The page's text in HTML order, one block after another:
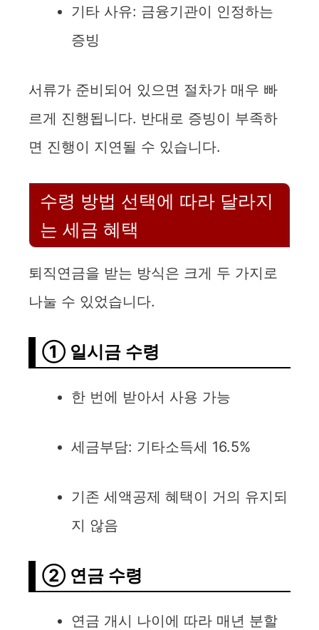
기타 사유: 금융기관이 인정하는
증빙
서류가 준비되어 있으면 절차가 매우 빠
르게 진행됩니다. 반대로 증빙이 부족하
면 진행이 지연될 수 있습니다.
수령 방법 선택에 따라 달라지
는 세금 혜택
퇴직연금을 받는 방식은 크게 두 가지로
나눌 수 있었습니다.
① 일시금 수령
한 번에 받아서 사용 가능
세금부담: 기타소득세 16.5%
기존 세액공제 혜택이 거의 유지되
지 않음
② 연금 수령
연금 개시 나이에 따라 매년 분할